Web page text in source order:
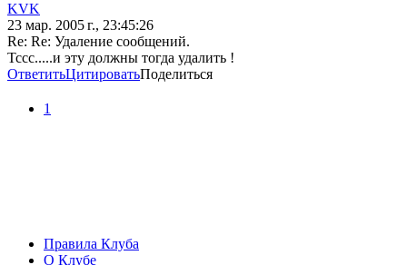
KVK
23 мар. 2005 г., 23:45:26
Re: Re: Удаление сообщений.
Тссс.....и эту должны тогда удалить !
ОтветитьЦитироватьПоделиться
1
Правила Клуба
О Клубе